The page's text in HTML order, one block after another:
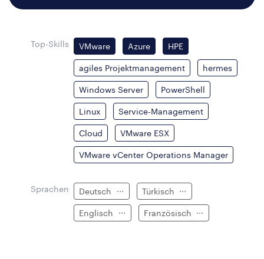
Top-Skills VMware Azure HPE
agiles Projektmanagement hermes
Windows Server PowerShell
Linux Service-Management
Cloud VMware ESX
VMware vCenter Operations Manager
Sprachen Deutsch Türkisch
Englisch Französisch